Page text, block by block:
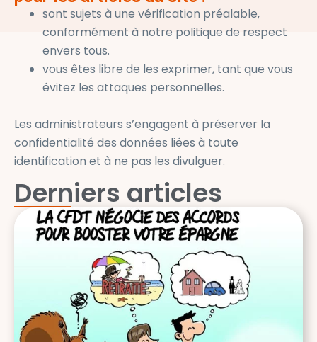
sont sujets à une vérification préalable,
conformément à notre politique de respect
envers tous.
vous êtes libre de les exprimer, tant que vous
évitez les attaques personnelles.
Les administrateurs s’engagent à préserver la
confidentialité des données liées à toute
identification et à ne pas les divulguer.
Derniers articles